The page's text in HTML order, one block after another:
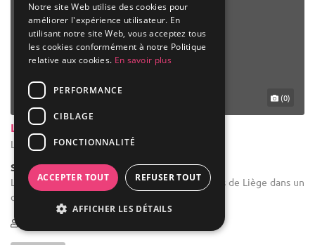
(0)
Les Waides
Liège - Liège (WLG)
Salle de réception
Location de salle de mariage : Situé à 2 minutes de Liège dans un
cadre de verdure unique.
Notre site Web utilise des cookies pour
améliorer l'expérience utilisateur. En
utilisant notre site Web, vous acceptez tous
les cookies conformément à notre Politique
relative aux cookies. En savoir plus
PERFORMANCE
CIBLAGE
FONCTIONNALITÉ
ACCEPTER TOUT REFUSER TOUT
AFFICHER LES DÉTAILS